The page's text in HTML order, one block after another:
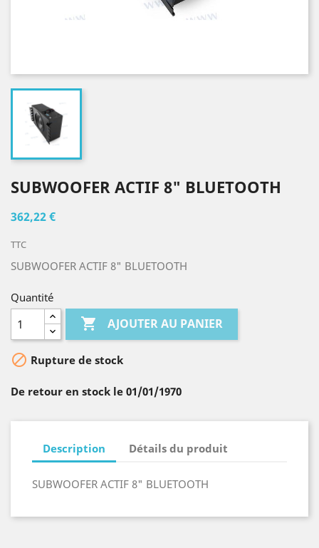
SUBWOOFER ACTIF 8" BLUETOOTH
362,22 €
TTC
SUBWOOFER ACTIF 8" BLUETOOTH
Quantité
 AJOUTER AU PANIER
 Rupture de stock
De retour en stock le 01/01/1970
Description Détails du produit
SUBWOOFER ACTIF 8" BLUETOOTH